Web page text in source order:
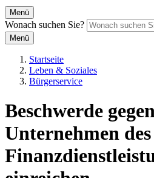
Menü
Wonach suchen Sie?
Menü
Startseite
Leben & Soziales
Bürgerservice
Beschwerde
Unternehmen des